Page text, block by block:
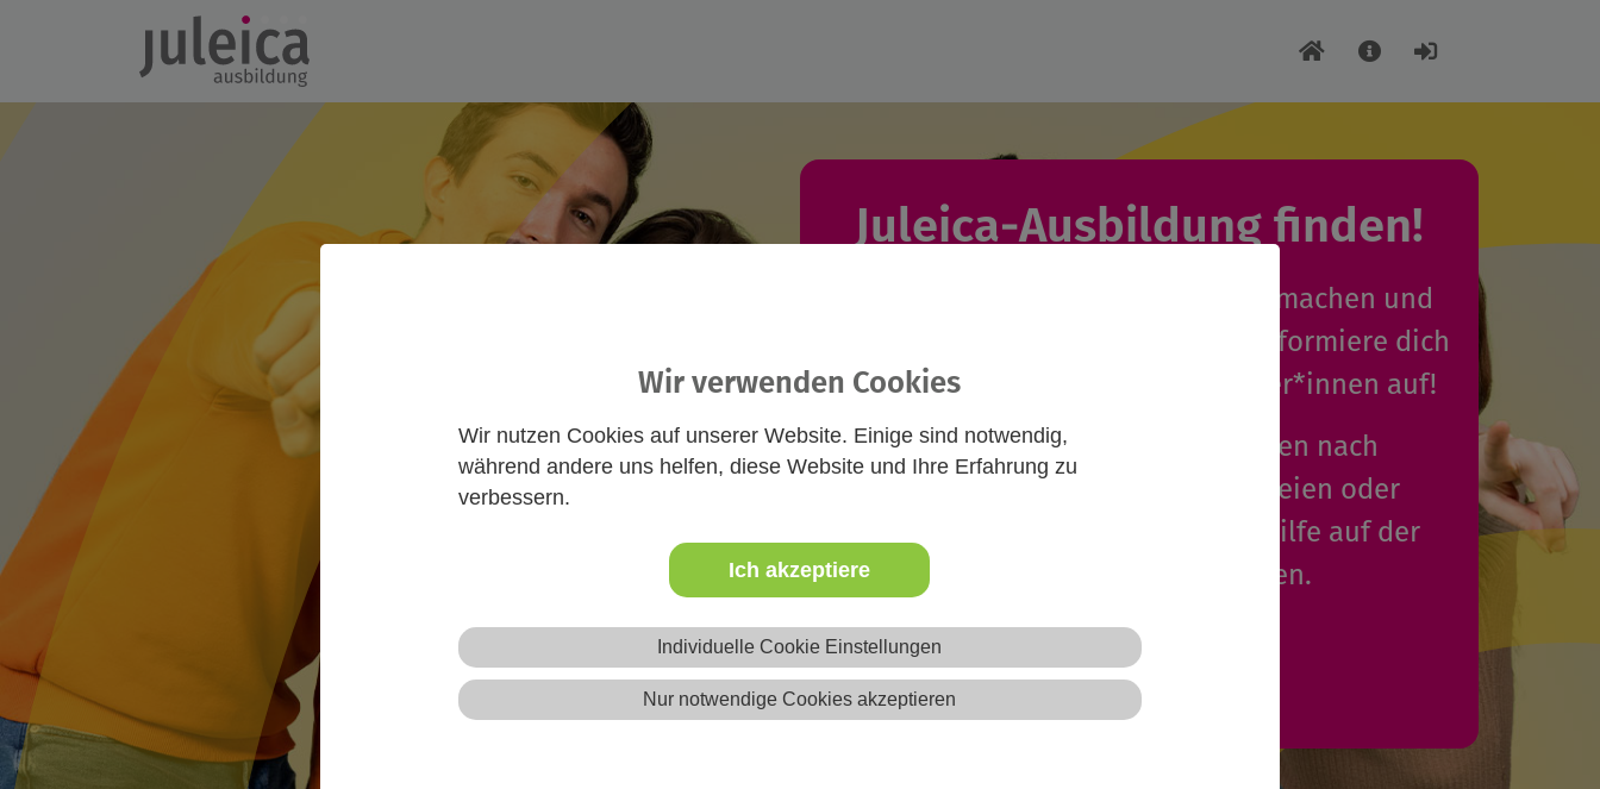
Wir verwenden Cookies
Wir nutzen Cookies auf unserer Website. Einige sind notwendig,
während andere uns helfen, diese Website und Ihre Erfahrung zu
verbessern.
Ich akzeptiere
Individuelle Cookie Einstellungen
Nur notwendige Cookies akzeptieren
Juleica-Ausbildung finden!
Du willst eine Juleica-Ausbildung machen und
suchst einen passenden Termin? Informiere dich
hier und nimm Kontakt zu Anbieter*innen auf!
Freie Ausbildungsplätze können nach
Anmeldung von anerkannten freien oder
öffentlichen Trägern der Jugendhilfe auf der
Website eintragen werden.
Mehr Infos